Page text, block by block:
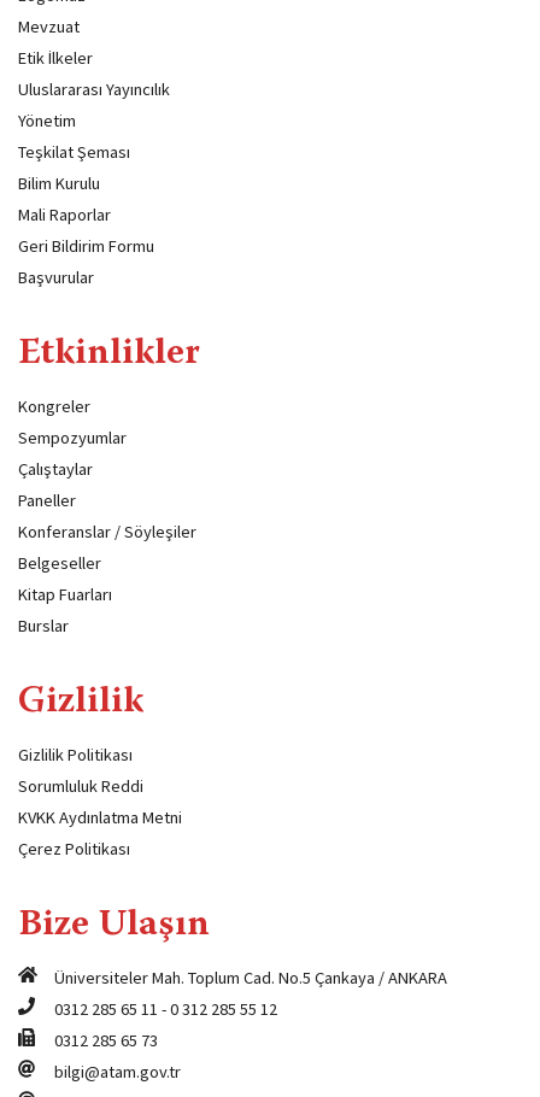
Mevzuat
Etik İlkeler
Uluslararası Yayıncılık
Yönetim
Teşkilat Şeması
Bilim Kurulu
Mali Raporlar
Geri Bildirim Formu
Başvurular
Etkinlikler
Kongreler
Sempozyumlar
Çalıştaylar
Paneller
Konferanslar / Söyleşiler
Belgeseller
Kitap Fuarları
Burslar
Gizlilik
Gizlilik Politikası
Sorumluluk Reddi
KVKK Aydınlatma Metni
Çerez Politikası
Bize Ulaşın
Üniversiteler Mah. Toplum Cad. No.5 Çankaya / ANKARA
0312 285 65 11 -0 312 285 55 12
0312 285 65 73
bilgi@atam.gov.tr